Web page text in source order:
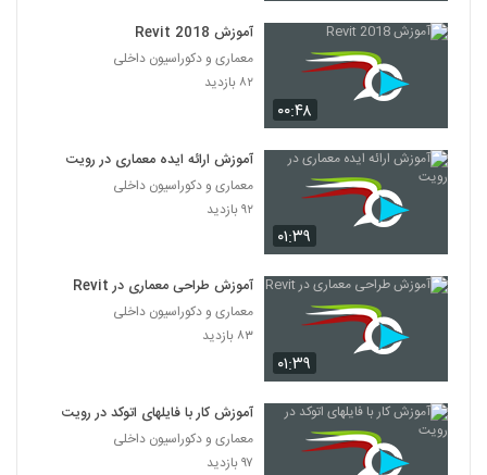
۰۰:۴۸
آموزش Revit 2018
معماری و دکوراسیون داخلی
۸۲ بازدید
۰۱:۳۹
آموزش ارائه ایده معماری در رویت
معماری و دکوراسیون داخلی
۹۲ بازدید
۰۱:۳۹
آموزش طراحی معماری در Revit
معماری و دکوراسیون داخلی
۸۳ بازدید
آموزش کار با فایلهای اتوکد در رویت
معماری و دکوراسیون داخلی
۹۷ بازدید